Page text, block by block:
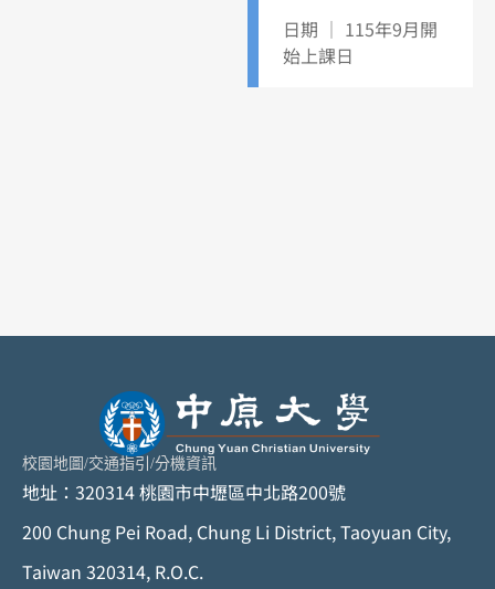
日期 ｜ 115年9月開
始上課日
校園地圖/交通指引 /分機資訊
地址：320314 桃園市中壢區中北路200號
200 Chung Pei Road, Chung Li District, Taoyuan City,
Taiwan 320314, R.O.C.